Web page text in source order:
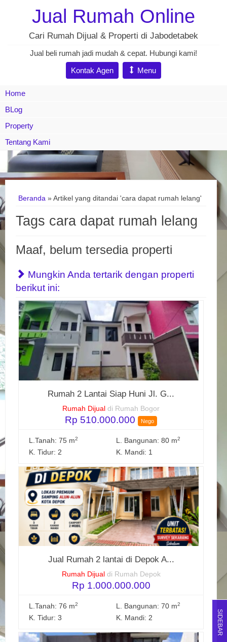
Jual Rumah Online
Cari Rumah Dijual & Properti di Jabodetabek
Jual beli rumah jadi mudah & cepat. Hubungi kami!
Kontak Agen
Menu
Home
BLog
Property
Tentang Kami
Beranda »Artikel yang ditandai 'cara dapat rumah lelang'
Tags cara dapat rumah lelang
Maaf, belum tersedia properti
Mungkin Anda tertarik dengan properti
berikut ini:
Rumah 2 Lantai Siap Huni Jl. G...
Rumah Dijual di Rumah Bogor
Rp 510.000.000 Nego
L.Tanah: 75 m2 L. Bangunan: 80 m2
K. Tidur: 2 K. Mandi: 1
Jual Rumah 2 lantai di Depok A...
Rumah Dijual di Rumah Depok
Rp 1.000.000.000
L.Tanah: 76 m2 L. Bangunan: 70 m2
K. Tidur: 3 K. Mandi: 2 SIDEBAR